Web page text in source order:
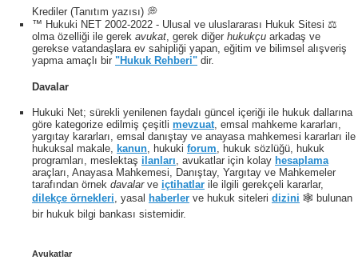
Krediler (Tanıtım yazısı) 💭
™ Hukuki NET 2002-2022 - Ulusal ve uluslararası Hukuk Sitesi ⚖️
olma özelliği ile gerek avukat, gerek diğer hukukçu arkadaş ve
gerekse vatandaşlara ev sahipliği yapan, eğitim ve bilimsel alışveriş
yapma amaçlı bir "Hukuk Rehberi" dir.
Davalar
Hukuki Net; sürekli yenilenen faydalı güncel içeriği ile hukuk dallarına
göre kategorize edilmiş çeşitli mevzuat , emsal mahkeme kararları,
yargıtay kararları, emsal danıştay ve anayasa mahkemesi kararları ile
hukuksal makale,
kanun , hukuki forum , hukuk sözlüğü, hukuk
programları, meslektaş ilanları , avukatlar için kolay hesaplama
araçları, Anayasa Mahkemesi, Danıştay, Yargıtay ve Mahkemeler
tarafından örnek davalarve içtihatlar ile ilgili gerekçeli kararlar,
dilekçe örnekleri , yasal haberler ve hukuk siteleri dizini 🕸 bulunan
bir hukuk bilgi bankası sistemidir.
Avukatlar